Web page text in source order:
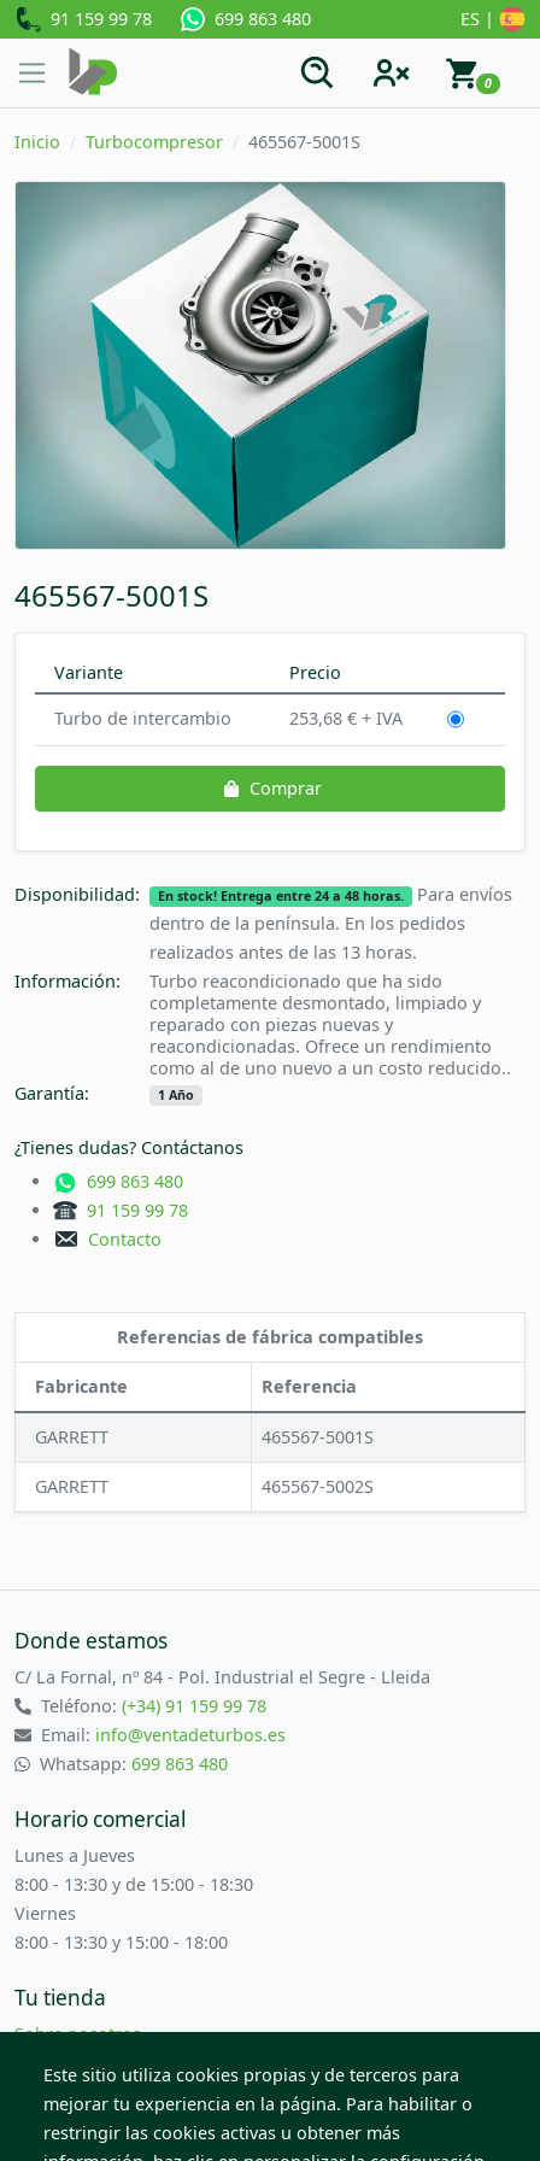
91 159 99 78 699 863 480 ES |
0
Inicio Turbocompresor 465567-5001S
465567-5001S
Variante
Precio
Turbo de intercambio
253,68 € + IVA
Comprar
Disponibilidad: En stock! Entrega entre 24 a 48 horas.
Para envíos
dentro de la península. En los pedidos
realizados antes de las 13 horas.
Información:
Turbo reacondicionado que ha sido
completamente desmontado, limpiado y
reparado con piezas nuevas y
reacondicionadas. Ofrece un rendimiento
como al de uno nuevo a un costo reducido..
Garantía:
1 Año
¿Tienes dudas? Contáctanos
699 863 480
91 159 99 78
Contacto
Referencias de fábrica compatibles
Fabricante Referencia
GARRETT 465567-5001S
GARRETT 465567-5002S
Donde estamos
C/ La Fornal, nº 84 - Pol. Industrial el Segre - Lleida
Teléfono:(+34) 91 159 99 78
Email: info@ventadeturbos.es
Whatsapp: 699 863 480
Horario comercial
Lunes a Jueves
8:00 - 13:30 y de 15:00 - 18:30
Viernes
8:00 - 13:30 y 15:00 - 18:00
Tu tienda
Sobre nosotros
Términos y condiciones
Contacta con nosotros
Este sitio utiliza cookies propias y de terceros para
mejorar tu experiencia en la página. Para habilitar o
restringir las cookies activas u obtener más